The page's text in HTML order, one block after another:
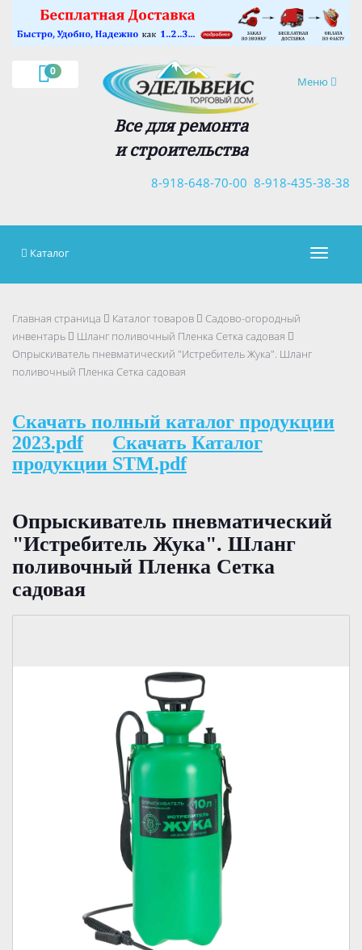
0
Навигация
Меню
Все для ремонта
и строительства
8-918-435-38-38
8-918-648-70-00
×
Каталог
Главная страница Каталог товаров
Садово-огородный
инвентарь
Шланг поливочный Пленка Сетка садовая
Опрыскиватель пневматический "Истребитель Жука". Шланг
поливочный Пленка Сетка садовая
Скачать полный каталог продукции
2023.pdf
Скачать Каталог
продукции STM.pdf
Опрыскиватель пневматический
"Истребитель Жука". Шланг
поливочный Пленка Сетка
садовая